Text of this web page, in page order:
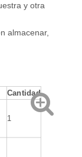
y otra
almacenar,
Cantidad
1